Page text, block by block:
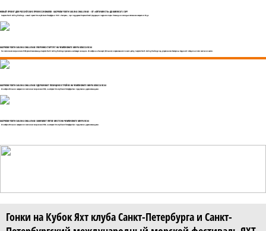
НОВЫЙ ПРОЕКТ ДЛЯ РОССИЙСКИХ ПРОФЕССИОНАЛОВ - GAZPROM YOUTH SAILING CHALLENGE – ОТ «ОПТИМИСТА» ДО AMERICA’S CUP!
Gazprom Youth Sailing Challenge – новый проект Яхт-клуба Санкт-Петербурга и ОАО «Газпром», при поддержке Всероссийской федерации парусного спорта. Команда из молодых яхтсменов в возрасте от 26 до
GAZPROM YOUTH SAILING CHALLENGE УВЕРЕННО СТАРТУЕТ НА ЧЕМПИОНАТЕ МИРА КЛАССА RC44
На чемпионате мира в классе RC44 российская команда Gazprom Youth Sailing Challenge произвела настоящую сенсацию. 20 ноября на о.Лансарот (Испания) в соревнованиях по матч-рейсу, Gazprom Youth Sailing Challenge под управлением Екатерины Скудиной победила в пяти матчах из шести.
GAZPROM YOUTH SAILING CHALLENGE УДЕРЖИВАЕТ ПОЗИЦИЮ В ТРОЙКЕ НА ЧЕМПИОНАТЕ МИРА КЛАССА RC44
24 ноября в Испании завершился чемпионат мира класса RC44, на котором Яхт-клуб Санкт-Петербурга был представлен двумя командами.
GAZPROM YOUTH SAILING CHALLENGE ЗАНИМАЕТ ПЯТОЕ МЕСТО НА ЧЕМПИОНАТЕ МИРА RC44
24 ноября в Испании завершился чемпионат мира класса RC44, на котором Яхт-клуб Санкт-Петербурга был представлен двумя командами.
Гонки на Кубок Яхт клуба Санкт-Петербурга и Санкт-